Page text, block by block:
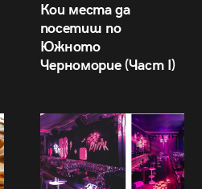
Кои места да
посетиш по
Южното
Черноморие (Част I)